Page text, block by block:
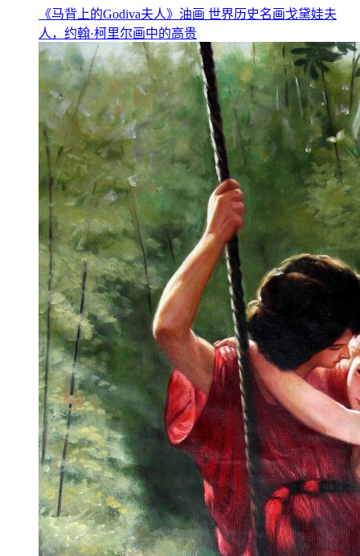
《马背上的Godiva夫人》油画 世界历史名画戈黛娃夫
人，约翰·柯里尔画中的高贵